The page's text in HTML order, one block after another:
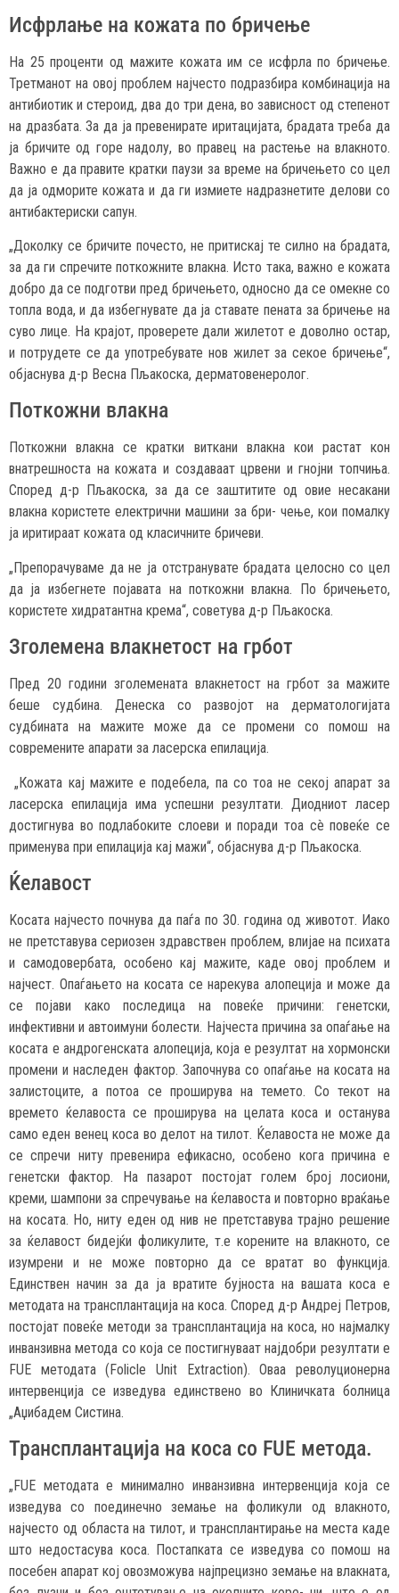
Исфрлање на кожата по бричење
На 25 проценти од мажите кожата им се исфрла по бричење.
Третманот на овој проблем најчесто подразбира комбинација на
антибиотик и стероид, два до три дена, во зависност од степенот
на дразбата. За да ја превeнирате иритацијата, брадата треба да
ја бричите од горе надолу, во правец на растење на влакното.
Важно е да правите кратки паузи за време на бричењето со цел
да ја одморите кожата и да ги измиете надразнетите делови со
антибактериски сапун.
„Доколку се бричите почесто, не притискај те силно на брадата,
за да ги спречите поткожните влакна. Исто така, важно е кожата
добро да се подготви пред бричењето, односно да се омекне со
топла вода, и да избегнувате да ја ставате пената за бричење на
суво лице. На крајот, проверете дали жилетот е доволно остар,
и потрудете се да употребувате нов жилет за секое бричење“,
објаснува д-р Весна Пљакоска, дерматовенеролог.
Поткожни влакна
Поткожни влакна се кратки виткани влакна кои растат кон
внатрешноста на кожата и создаваат црвени и гнојни топчиња.
Според д-р Пљакоска, за да се заштитите од овие несакани
влакна користете електрични машини за бри- чење, кои помалку
ја иритираат кожата од класичните бричеви.
„Препорачуваме да не ја отстранувате брадата целосно со цел
да ја избегнете појавата на поткожни влакна. По бричењето,
користете хидратантна крема“, советува д-р Пљакоска.
Зголемена влакнетост на грбот
Пред 20 години зголемената влакнетост на грбот за мажите
беше судбина. Денеска со развојот на дерматологијата
судбината на мажите може да се промени со помош на
современите апарати за ласерска епилација.
„Кожата кај мажите е подебела, па со тоа не секој апарат за
ласерска епилација има успешни резултати. Диодниот ласер
достигнува во подлабоките слоеви и поради тоа сè повеќе се
применува при епилација кај мажи“, објаснува д-р Пљакоска.
Ќелавост
Kосата најчесто почнува да паѓа по 30. година од животот. Иако
не претставува сериозен здравствен проблем, влијае на психата
и самодовербата, особено кај мажите, каде овој проблем и
најчест. Опаѓањето на косата се нарекува алопеција и може да
се појави како последица на повеќе причини: генетски,
инфективни и автоимуни болести. Најчеста причина за опаѓање на
косата е андрогенската алопеција, која е резултат на хормонски
промени и наследен фактор. Започнува со опаѓање на косата на
залистоците, а потоа се проширува на темето. Со текот на
времето ќелавоста се проширува на целата коса и останува
само еден венец коса во делот на тилот. Ќелавоста не може да
се спречи ниту превенира ефикасно, особено кога причина е
генетски фактор. На пазарот постојат голем број лосиони,
креми, шампони за спречување на ќелавоста и повторно враќање
на косата. Но, ниту еден од нив не претставува трајно решение
за ќелавост бидејќи фоликулите, т.е корените на влакното, се
изумрени и не може повторно да се вратат во функција.
Единствен начин за да ја вратите бујноста на вашата коса е
методата на трансплантација на коса. Според д-р Андреј Петров,
постојат повеќе методи за трансплантација на коса, но најмалку
инванзивна метода со која се постигнуваат најдобри резултати е
FUE методата (Folicle Unit Extraction). Оваа револуционерна
интервенција се изведува единствено во Клиничката болница
„Аџибадем Систина.
Трансплантација на коса со FUE метода.
„FUE методата е минимално инванзивна интервенција која се
изведува со поединечно земање на фоликули од влакното,
најчесто од областа на тилот, и трансплантирање на места каде
што недостасува коса. Постапката се изведува со помош на
посебен апарат кој овозможува најпрецизно земање на влакната,